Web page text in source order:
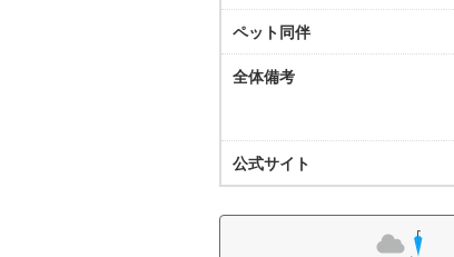
ペット同伴
全体備考
公式サイト